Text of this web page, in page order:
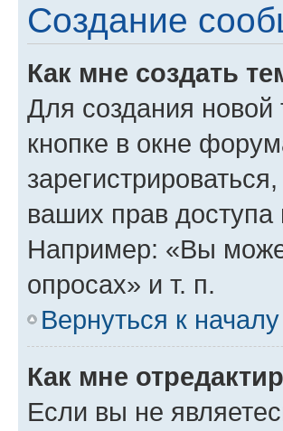
Создание
Как мне создать
Для создания
кнопке в окне
ваших прав
Например: «Вы
опросах» и т. п.
Вернуться к началу
Как мне
Если вы не